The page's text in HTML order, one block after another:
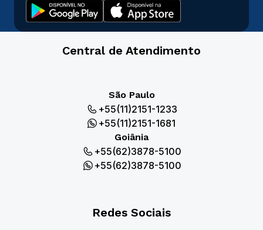
Central de Atendimento
São Paulo
+55(11)2151-1233
+55(11)2151-1681
Goiânia
+55(62)3878-5100
+55(62)3878-5100
Redes Sociais